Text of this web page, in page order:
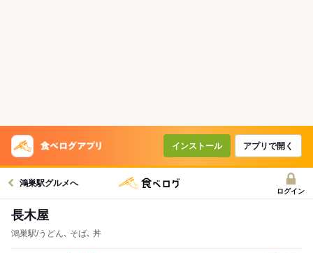
インストール アプリで開く
鴻巣駅グルメへ
ログイン
長木屋
鴻巣駅/うどん､ そば､ 丼